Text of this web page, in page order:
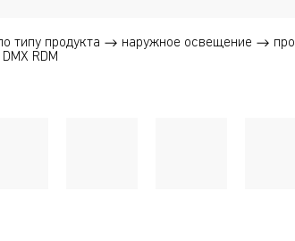
типу продукта наружное освещение
RDM